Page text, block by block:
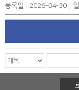
등록일 : 2026-04-30 | 일